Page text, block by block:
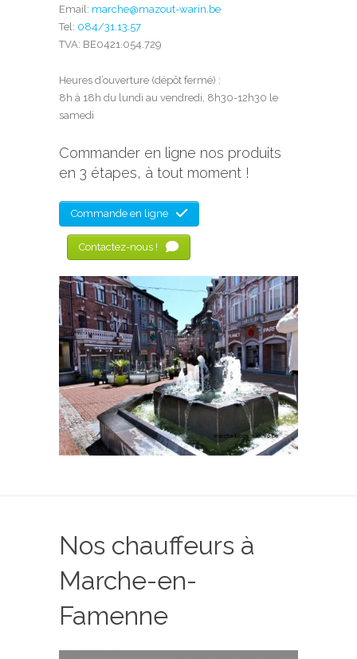
Email: marche@mazout-warin.be
Tel: 084/31.13.57
TVA: BE0421.054.729
Heures d’ouverture (dépôt fermé) :
8h à 18h du lundi au vendredi, 8h30-12h30 le
samedi
Commander en ligne nos produits
en 3 étapes, à tout moment !
Commande en ligne
Contactez-nous !
Nos chauffeurs à
Marche-en-
Famenne